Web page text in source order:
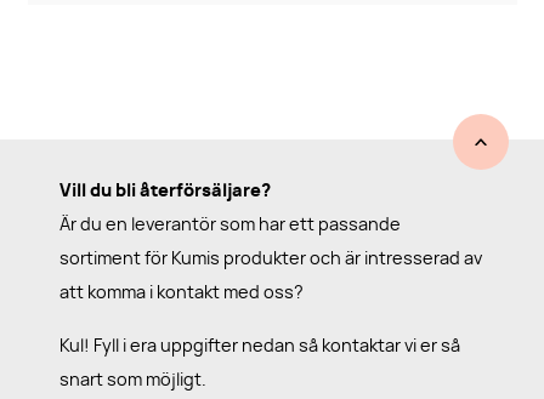
Vill du bli återförsäljare?
Är du en leverantör som har ett passande
sortiment för Kumis produkter och är intresserad av
att komma i kontakt med oss?
Kul! Fyll i era uppgifter nedan så kontaktar vi er så
snart som möjligt.